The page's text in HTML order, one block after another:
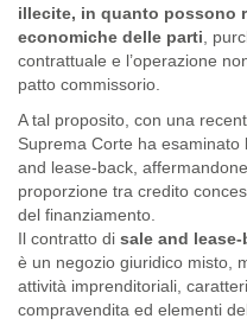
illecite, in quanto possono
economiche delle parti ,
contrattuale e l’operazione
patto commissorio.
A tal proposito, con una
Suprema Corte ha
and lease-back,
proporzione tra credito
del finanziamento.
Il contratto di sale and lease-
è un negozio giuridico misto,
attività imprenditoriali,
compravendita ed elementi